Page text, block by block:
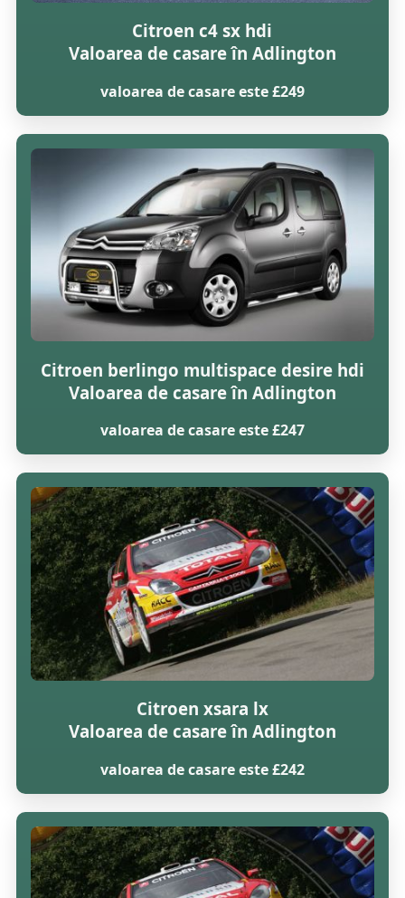
Citroen c4 sx hdi
Valoarea de casare în Adlington
valoarea de casare este £249
Citroen berlingo multispace desire hdi
Valoarea de casare în Adlington
valoarea de casare este £247
Citroen xsara lx
Valoarea de casare în Adlington
valoarea de casare este £242